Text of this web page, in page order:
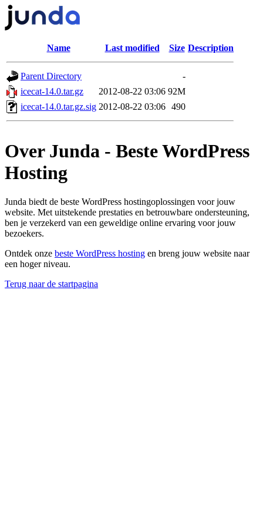
Name Last modified Size Description
Parent Directory
-
icecat-14.0.tar.gz
2012-08-22 03:06 92M
icecat-14.0.tar.gz.sig 2012-08-22 03:06 490
Over Junda - Beste WordPress
Hosting
Junda biedt de beste WordPress hostingoplossingen voor jouw
website. Met uitstekende prestaties en betrouwbare ondersteuning,
ben je verzekerd van een geweldige online ervaring voor jouw
bezoekers.
Ontdek onze beste WordPress hosting en breng jouw website naar
een hoger niveau.
Terug naar de startpagina